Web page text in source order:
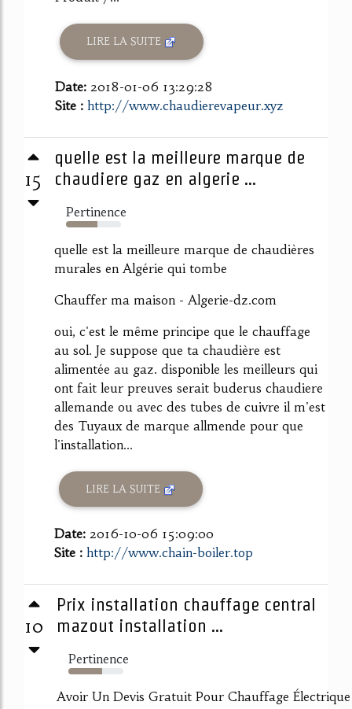
LIRE LA SUITE
Date: 2018-01-06 13:29:28
Site : http://www.chaudierevapeur.xyz
15
quelle est la meilleure marque de
chaudiere gaz en algerie ...
Pertinence
57%
quelle est la meilleure marque de chaudières
murales en Algérie qui tombe
Chauffer ma maison - Algerie-dz.com
oui, c'est le même principe que le chauffage
au sol. Je suppose que ta chaudière est
alimentée au gaz. disponible les meilleurs qui
ont fait leur preuves serait buderus chaudiere
allemande ou avec des tubes de cuivre il m'est
des Tuyaux de marque allmende pour que
l'installation...
LIRE LA SUITE
Date: 2016-10-06 15:09:00
Site : http://www.chain-boiler.top
10
Prix installation chauffage central
mazout installation ...
Pertinence
62%
Avoir Un Devis Gratuit Pour Chauffage Électrique